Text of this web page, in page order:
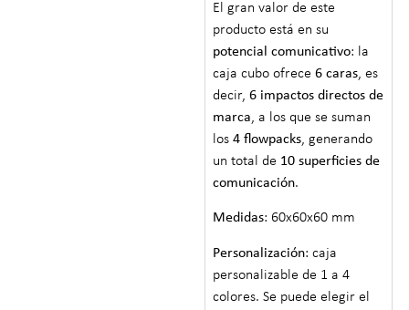
El gran valor de este
producto está en su
potencial comunicativo: la
caja cubo ofrece6 caras, es
decir,6 impactos directos de
marca, a los que se suman
los4 flowpacks, generando
un total de 10 superficies de
comunicación.
Medidas: 60x60x60 mm
Personalización: caja
personalizable de 1 a 4
colores. Se puede elegir el